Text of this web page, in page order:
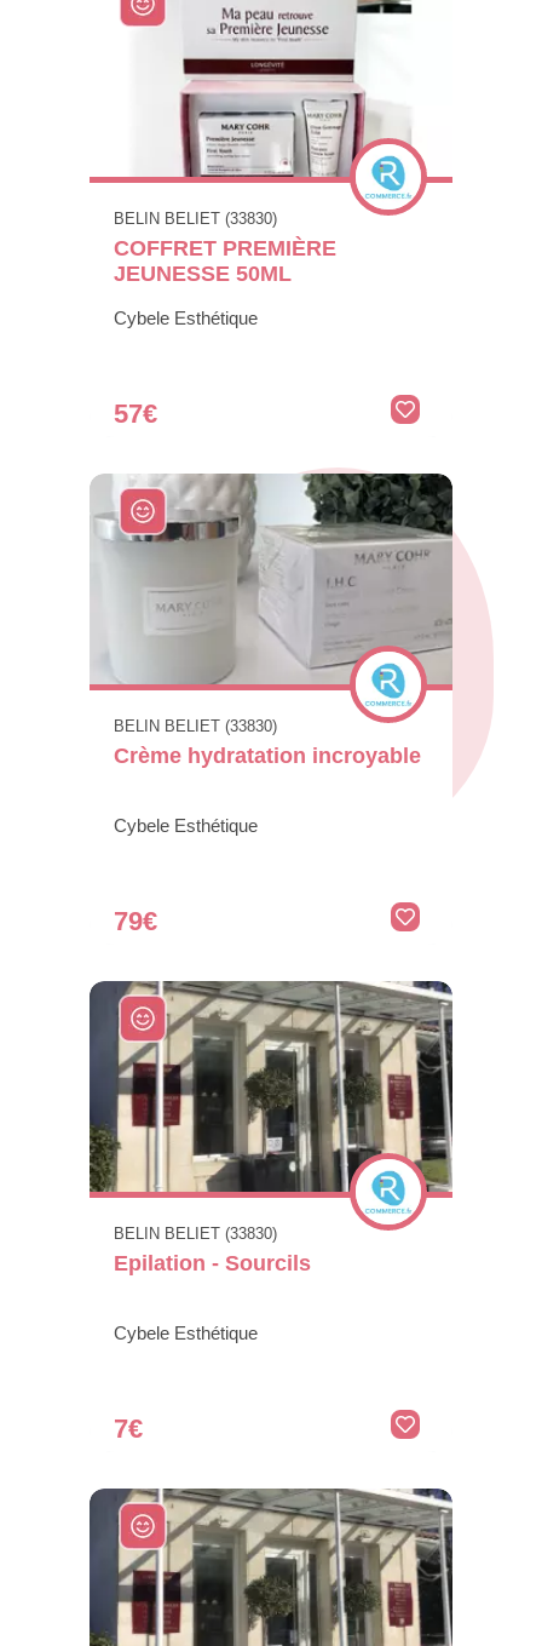
BELIN BELIET (33830)
COFFRET PREMIÈRE
JEUNESSE 50ML
Cybele Esthétique
57€
BELIN BELIET (33830)
Crème hydratation incroyable
Cybele Esthétique
79€
BELIN BELIET (33830)
Epilation - Sourcils
Cybele Esthétique
7€